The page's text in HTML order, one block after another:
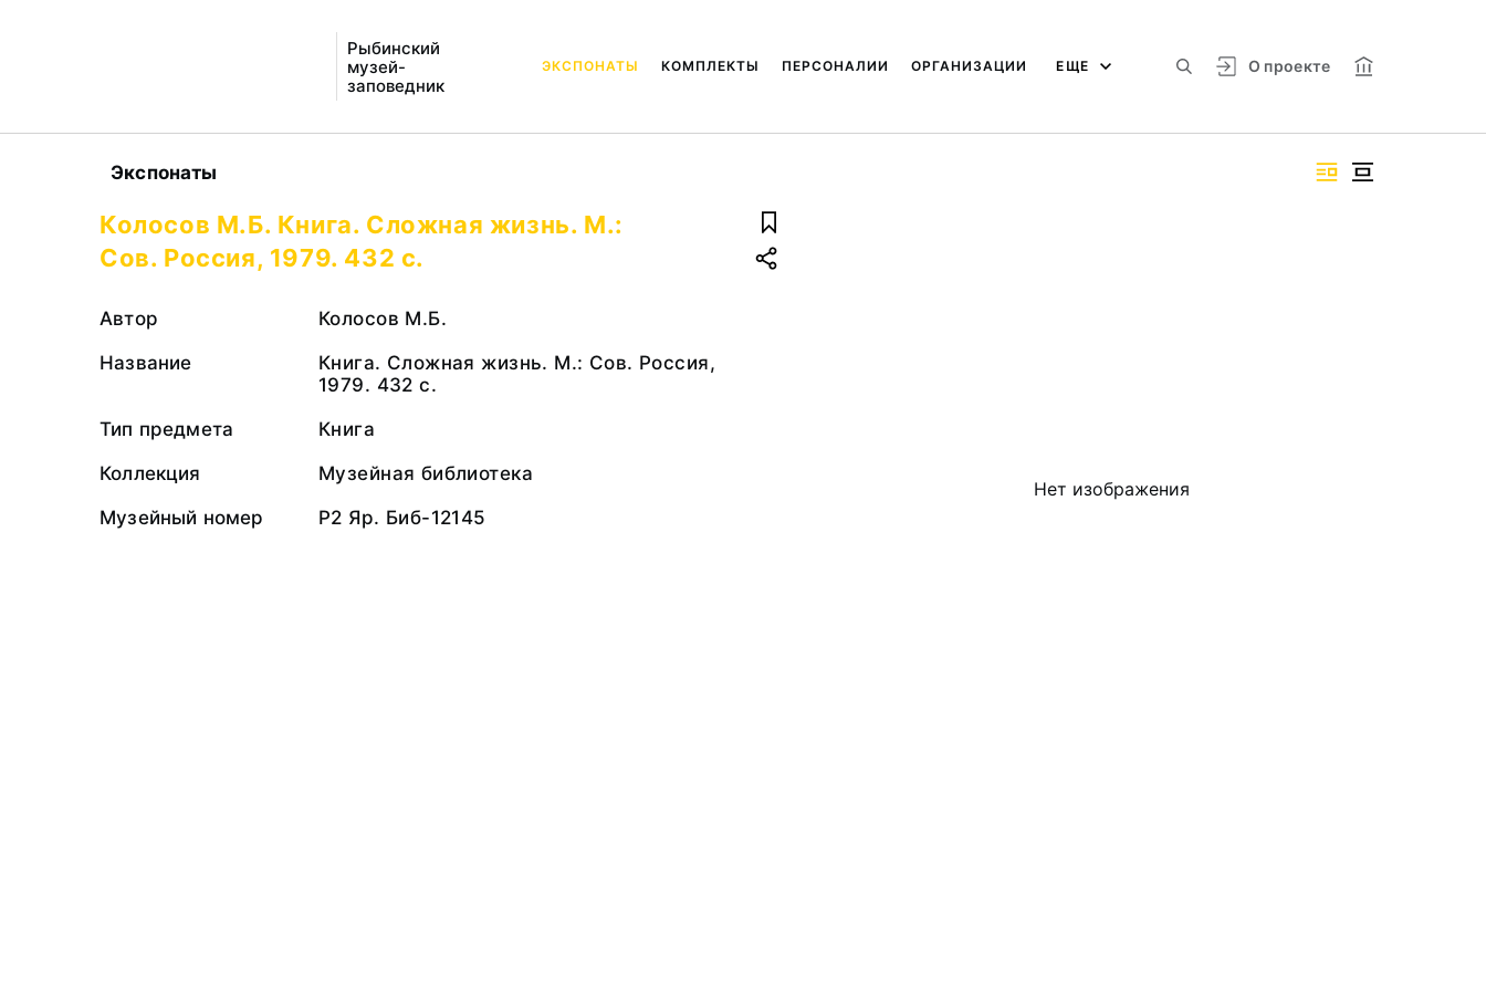
Рыбинский
музей-
заповедник
О проекте
ЭКСПОНАТЫ КОМПЛЕКТЫ ПЕРСОНАЛИИ ОРГАНИЗАЦИИ ЕЩЕ
Экспонаты
Нет изображения
Колосов М.Б. Книга. Сложная жизнь. М.:
Сов. Россия, 1979. 432 с.
Автор
Колосов М.Б.
Название
Книга. Сложная жизнь. М.: Сов. Россия,
1979. 432 с.
Тип предмета
Книга
Коллекция
Музейная библиотека
Музейный номер
Р2 Яр. Биб-12145